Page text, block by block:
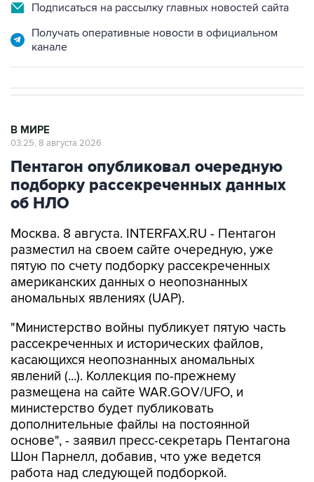
Подписаться на рассылку главных новостей сайта
Получать оперативные новости в официальном
канале
В МИРЕ
03:25, 8 августа 2026
Пентагон опубликовал очередную
подборку рассекреченных данных
об НЛО
Москва. 8 августа. INTERFAX.RU - Пентагон
разместил на своем сайте очередную, уже
пятую по счету подборку рассекреченных
американских данных о неопознанных
аномальных явлениях (UAP).
"Министерство войны публикует пятую часть
рассекреченных и исторических файлов,
касающихся неопознанных аномальных
явлений (...). Коллекция по-прежнему
размещена на сайте WAR.GOV/UFO, и
министерство будет публиковать
дополнительные файлы на постоянной
основе", - заявил пресс-секретарь Пентагона
Шон Парнелл, добавив, что уже ведется
работа над следующей подборкой.